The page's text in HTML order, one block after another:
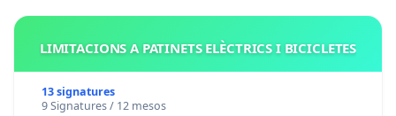
LIMITACIONS A PATINETS ELÈCTRICS I BICICLETES
13 signatures
9 Signatures / 12 mesos